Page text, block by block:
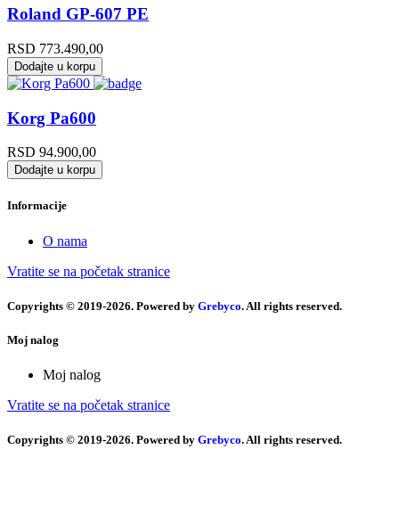
Roland GP-607 PE
RSD 773.490,00
Dodajte u korpu
Korg Pa600
RSD 94.900,00
Dodajte u korpu
Informacije
O nama
Vratite se na početak stranice
Copyrights © 2019-2026. Powered by Grebyco. All rights reserved.
Moj nalog
Moj nalog
Vratite se na početak stranice
Copyrights © 2019-2026. Powered by Grebyco. All rights reserved.